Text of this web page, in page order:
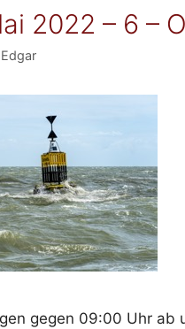
2022 – 6 –
Edgar
gegen 09:00 Uhr ab